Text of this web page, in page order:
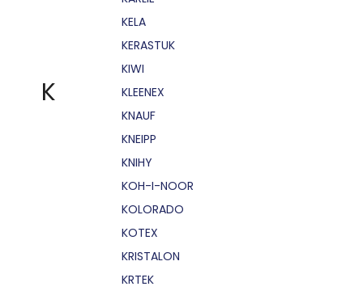
K
KELA
KERASTUK
KIWI
KLEENEX
KNAUF
KNEIPP
KNIHY
KOH-I-NOOR
KOLORADO
KOTEX
KRISTALON
KRTEK